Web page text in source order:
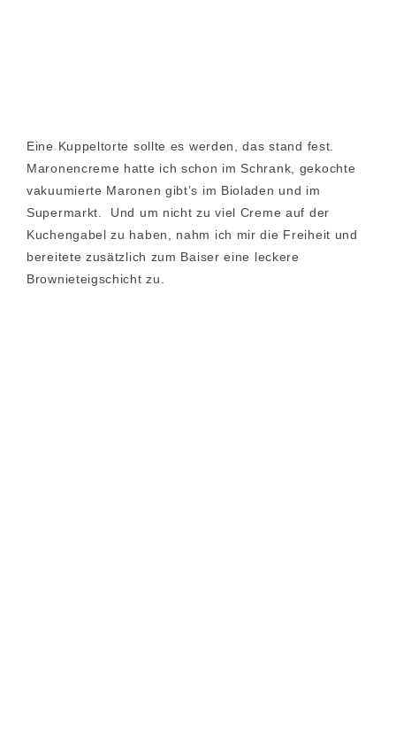
Eine Kuppeltorte sollte es werden, das stand fest.
Maronencreme hatte ich schon im Schrank, gekochte
vakuumierte Maronen gibt’s im Bioladen und im
Supermarkt. Und um nicht zu viel Creme auf der
Kuchengabel zu haben, nahm ich mir die Freiheit und
bereitete zusätzlich zum Baiser eine leckere
Brownieteigschicht zu.